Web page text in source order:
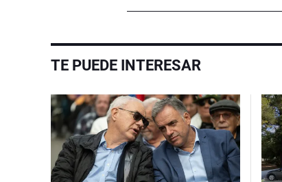
TE PUEDE INTERESAR